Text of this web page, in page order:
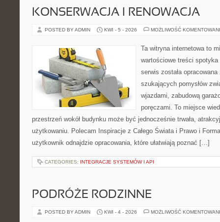
KONSERWACJA I RENOWACJA
POSTED BY ADMIN KWI - 5 - 2026 MOŻLIWOŚĆ
Ta witryna internetowa to
wartościowe treści
serwis została
szukających pomysłów
wjazdami, zabudową
poręczami. To miejsce
przestrzeń wokół budynku może być jednocześnie trwała,
użytkowaniu. Polecam Inspiracje z Całego Świata i Prawo i
użytkownik odnajdzie opracowania, które ułatwiają poznać […]
CATEGORIES: INTEGRACJE SYSTEMÓW I API
PODRÓŻE RODZINNE
POSTED BY ADMIN KWI - 4 - 2026 MOŻLIWOŚĆ